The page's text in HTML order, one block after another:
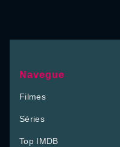
Navegue
Filmes
Séries
Top IMDB